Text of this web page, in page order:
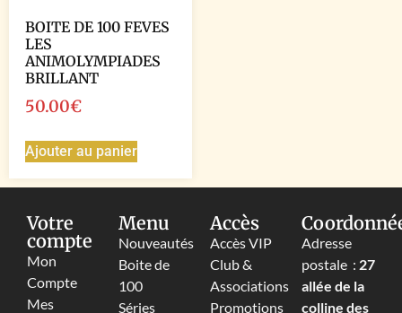
BOITE DE 100 FEVES
LES
ANIMOLYMPIADES
BRILLANT
50.00€
Ajouter au panier
Votre
compte
Mon
Compte
Mes
Menu
Nouveautés
Boite de
100
Séries
Accès
Accès VIP
Club &
Associations
Promotions
Adresse
postale : 27
allée de la
colline des